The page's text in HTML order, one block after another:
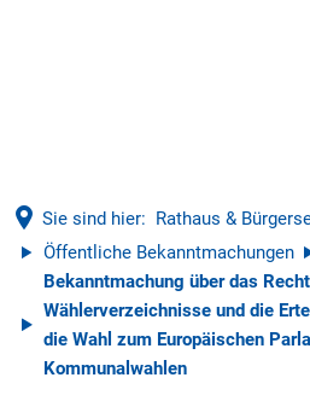
Sie sind hier: Rathaus &
Öffentliche Bekanntmachungen
Bekanntmachung über das
Wählerverzeichnisse und die
die Wahl zum Europäischen
Kommunalwahlen